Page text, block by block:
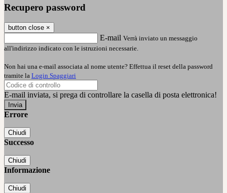
Recupero password
button close ×
E-mail Verrà inviato un messaggio
all'indirizzo indicato con le istruzioni necessarie.
Non hai una e-mail associata al nome utente? Effettua il reset della password
tramite la Login Spaggiari
E-mail inviata, si prega di controllare la casella di posta elettronica!
Errore
Chiudi
Successo
Chiudi
Informazione
Chiudi